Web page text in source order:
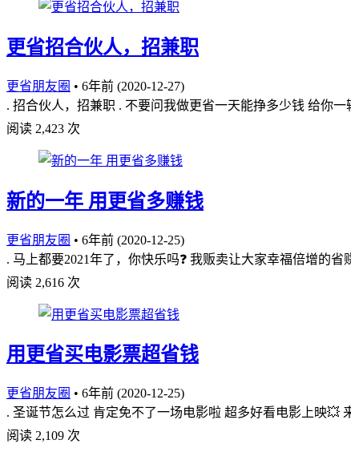
更省招合伙人，招兼职
更省朋友圈 • 6年前 (2020-12-27)
. 招合伙人，招兼职 . 不要问我做更省一天能挣多少钱 给你
阅读 2,423 次
新的一年 用更省多赚钱
更省朋友圈 • 6年前 (2020-12-25)
. 马上都要2021年了，你快乐吗❓ 我贩卖让大家幸福倍增的
阅读 2,616 次
用更省买电影票超省钱
更省朋友圈 • 6年前 (2020-12-25)
. 圣诞节怎么过 肯定免不了一场电影啦 超多好看电影上映💥
阅读 2,109 次